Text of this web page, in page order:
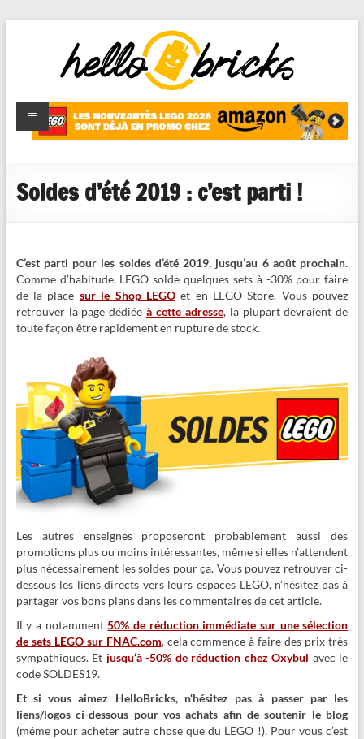
HelloBricks
Blog LEGO,
nouveaut�s
reviews
Soldes d’été 2019 : c’est parti !
C’est parti pour les soldes d’été 2019, jusqu’au 6 août prochain.
Comme d’habitude, LEGO solde quelques sets à -30% pour faire
de la place sur le Shop LEGO et en LEGO Store. Vous pouvez
retrouver la page dédiéeà cette adresse, la plupart devraient de
toute façon être rapidement en rupture de stock.
Les autres enseignes proposeront probablement aussi des
promotions plus ou moins intéressantes, même si elles n’attendent
plus nécessairement les soldes pour ça. Vous pouvez retrouver ci-
dessous les liens directs vers leurs espaces LEGO, n’hésitez pas à
partager vos bons plans dans les commentaires de cet article.
Il y a notamment50% de réduction immédiate sur une sélection
de sets LEGO sur FNAC.com, cela commence à faire des prix très
sympathiques. Et jusqu’à -50% de réduction chez Oxybul avec le
codeSOLDES19.
Et si vous aimez HelloBricks, n‘hésitez pas à passer par les
liens/logos ci-dessous pour vos achats afin de soutenir le blog
(même pour acheter autre chose que du LEGO !). Pour vous c’est